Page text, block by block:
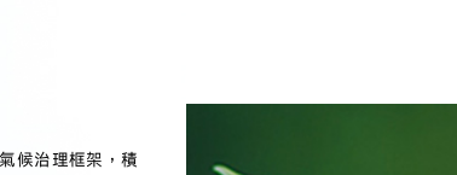
候治理框架，積